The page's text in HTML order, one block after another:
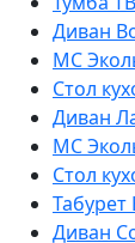
Диван
МС
Стол
Диван
МС
Стол
Табурет
Диван